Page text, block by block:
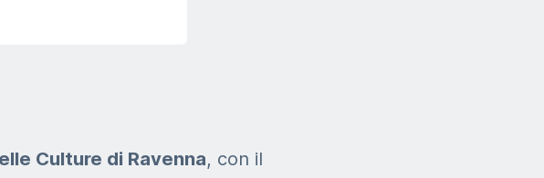
Culture di Ravenna, con il